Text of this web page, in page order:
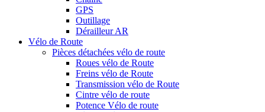
GPS
Outillage
Dérailleur AR
Vélo de Route
Pièces détachées vélo de route
Roues vélo de Route
Freins vélo de Route
Transmission vélo de Route
Cintre vélo de route
Potence Vélo de route